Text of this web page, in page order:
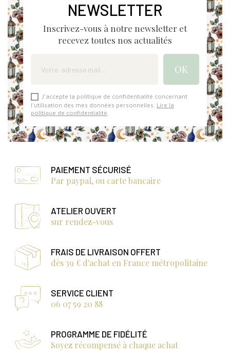
NEWSLETTER
Inscrivez-vous à notre newsletter et
recevez toutes nos actualités
J'accepte la politique de confidentialité concernant
l'utilisation des mes données personnelles. Lire la
politique de confidentialité
PAIEMENT SÉCURISÉ
Par paypal, ou carte bancaire
ATELIER OUVERT
sur rendez-vous
FRAIS DE LIVRAISON OFFERT
dès 39 € d'achat en France métropolitaine
SERVICE CLIENT
06 07 59 20 88
PROGRAMME DE FIDÉLITÉ
Soyez récompensé à chaque achat